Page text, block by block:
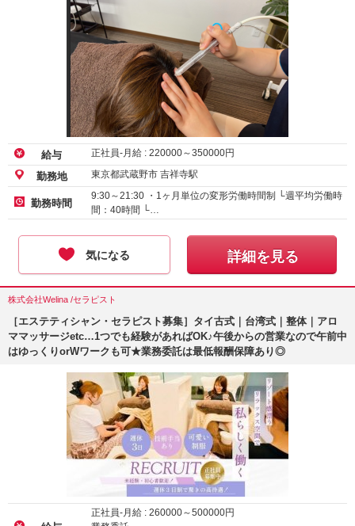
給与 正社員-月給 : 220000～350000円
勤務地 東京都武蔵野市 吉祥寺駅
勤務時間
9:30～21:30 ・1ヶ月単位の変形労働時間制 └週平均労働時
間：40時間 └…
気になる 詳細を見る
株式会社Welina /セラピスト
［エステティシャン・セラピスト募集］タイ古式｜台湾式｜整体｜アロ
ママッサージetc…1つでも経験があればOK♪午後からの営業なので午前中
はゆっくりorWワークも可★業務委託は最低報酬保障あり◎
正社員-月給 : 260000～500000円